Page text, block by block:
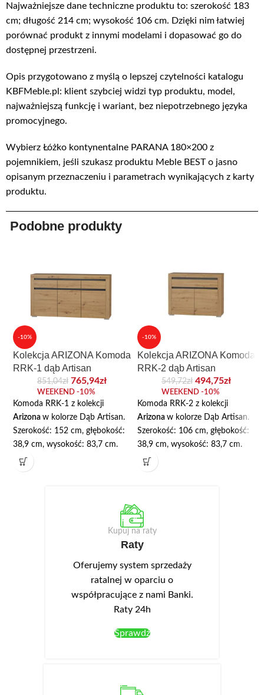
Najważniejsze dane techniczne produktu to: szerokość 183
cm; długość 214 cm; wysokość 106 cm. Dzięki nim łatwiej
porównać produkt z innymi modelami i dopasować go do
dostępnej przestrzeni.
Opis przygotowano z myślą o lepszej czytelności katalogu
KBFMeble.pl: klient szybciej widzi typ produktu, model,
najważniejszą funkcję i wariant, bez niepotrzebnego języka
promocyjnego.
Wybierz Łóżko kontynentalne PARANA 180×200 z
pojemnikiem, jeśli szukasz produktu Meble BEST o jasno
opisanym przeznaczeniu i parametrach wynikających z karty
produktu.
Podobne produkty
-10%
Kolekcja ARIZONA Komoda
RRK-1 dąb Artisan
851,04zł 765,94zł
WEEKEND -10%
Komoda RRK-1 z kolekcji
Arizona w kolorze Dąb Artisan.
Szerokość: 152 cm, głębokość:
38,9 cm, wysokość: 83,7 cm.
Komoda posiada trzy szuflady i
trzy szafki z półką. Korpus
otwieranie. Opcjonalnie można
13 w kolorze białym zimnym,
montowane w wieńcu górnym.
-10%
Kolekcja ARIZONA Komoda
RRK-2 dąb Artisan
549,72zł 494,75zł
WEEKEND -10%
Komoda RRK-2 z kolekcji
Arizona w kolorze Dąb Artisan.
Szerokość: 106 cm, głębokość:
38,9 cm, wysokość: 83,7 cm.
Komoda posiada dużą szufladę i
dwie szafki z półkami. Korpus
mm. We frontach wykonano
podchwyty ułatwiające
dokupić oświetlenie LED NEO-
13 w kolorze białym zimnym,
montowane w wieńcu górnym.
Kupuj na raty
Raty
Oferujemy system sprzedaży
ratalnej w oparciu o
współpracujące z nami Banki.
Raty 24h
Sprawdź